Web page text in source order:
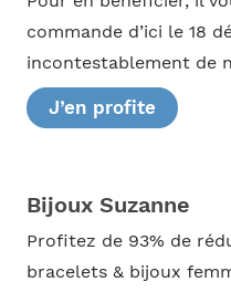
commande d’ici le 18
incontestablement de
J’en profite
Bijoux Suzanne
Profitez de 93% de
bracelets & bijoux